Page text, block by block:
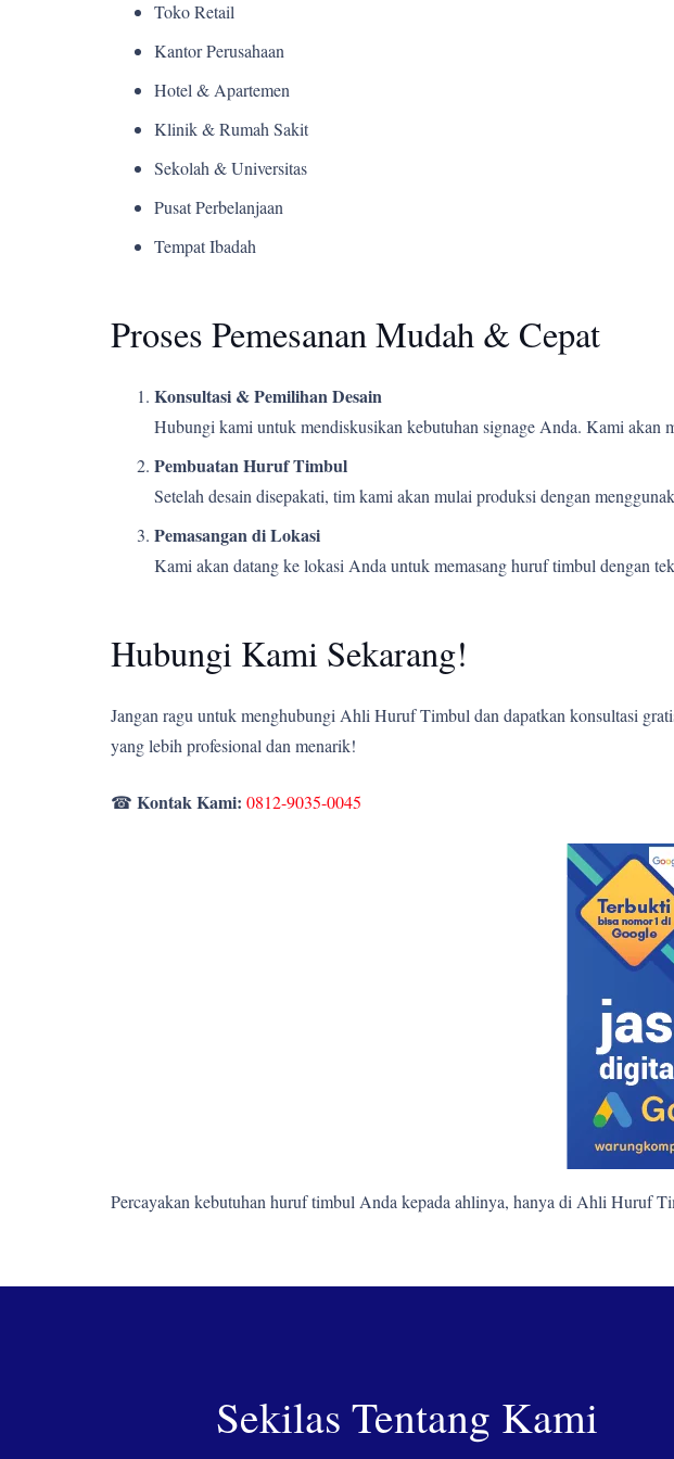
Toko Retail
Kantor Perusahaan
Hotel & Apartemen
Klinik & Rumah Sakit
Sekolah & Universitas
Pusat Perbelanjaan
Tempat Ibadah
Proses Pemesanan Mudah & Cepat
Konsultasi & Pemilihan Desain
Hubungi kami untuk mendiskusikan kebutuhan signage Anda. Kami akan
Pembuatan Huruf Timbul
Setelah desain disepakati, tim kami akan mulai produksi dengan
Pemasangan di Lokasi
Kami akan datang ke lokasi Anda untuk memasang huruf timbul dengan
Hubungi Kami Sekarang!
Jangan ragu untuk menghubungi Ahli Huruf Timbul dan dapatkan konsultasi
yang lebih profesional dan menarik!
☎ Kontak Kami: 0812-9035-0045
Percayakan kebutuhan huruf timbul Anda kepada ahlinya, hanya di Ahli Huruf
Sekilas Tentang Kami